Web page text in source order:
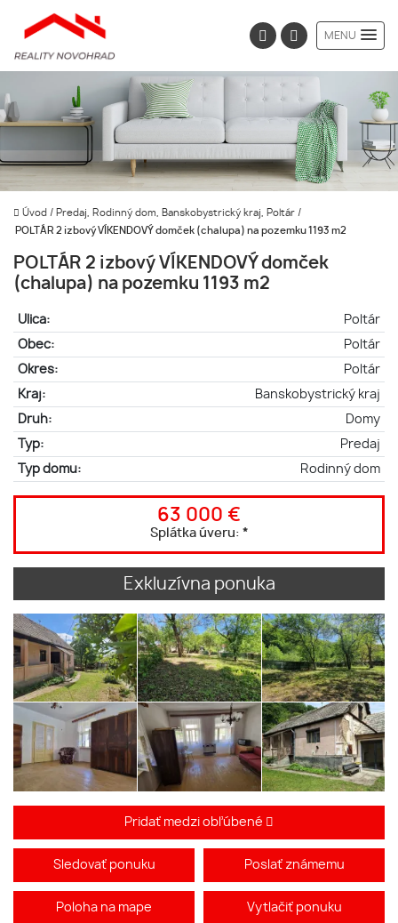
MENU
Úvod / Predaj, Rodinný dom, Banskobystrický kraj, Poltár /
POLTÁR 2 izbový VÍKENDOVÝ domček (chalupa) na pozemku 1193 m2
POLTÁR 2 izbový VÍKENDOVÝ domček
(chalupa) na pozemku 1193 m2
Ulica:
Poltár
Obec:
Poltár
Okres:
Poltár
Kraj:
Banskobystrický kraj
Druh:
Domy
Typ:
Predaj
Typ domu:
Rodinný dom
63 000 €
Splátka úveru: *
Exkluzívna ponuka
Pridať medzi obľúbené
Sledovať ponuku Poslať známemu
Poloha na mape Vytlačiť ponuku